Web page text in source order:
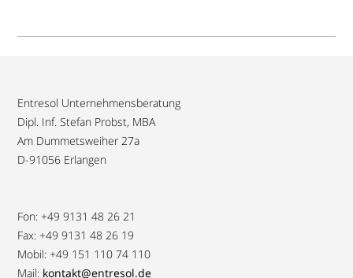
Entresol Unternehmensberatung
Dipl. Inf. Stefan Probst, MBA
Am Dummetsweiher 27a
D-91056 Erlangen
Fon: +49 9131 48 26 21
Fax: +49 9131 48 26 19
Mobil: +49 151 110 74 110
Mail: kontakt@entresol.de